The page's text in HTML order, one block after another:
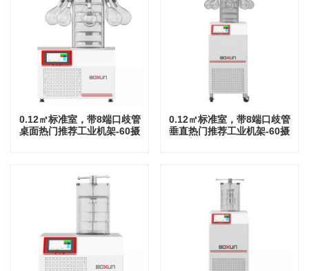
0.12㎡标准室，带8端口歧管
桌面热门推荐工业机架-60摄
0.12㎡标准室，带8端口歧管
垂直热门推荐工业机架-60摄